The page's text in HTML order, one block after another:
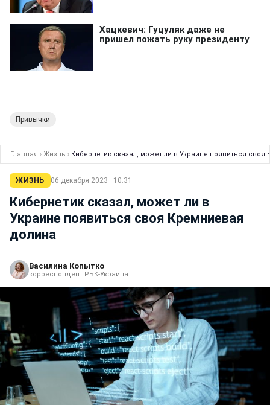
Привычки
Главная › Жизнь › Кибернетик сказал, может ли в Украине появиться
ЖИЗНЬ 06 декабря 2023 · 10:31
Кибернетик сказал, может ли в
Украине появиться своя Кремниевая
долина
Василина Копытко
корреспондент РБК-Украина